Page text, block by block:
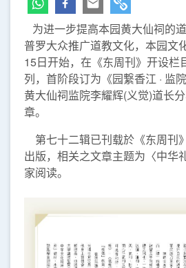
为进一步提高本园黄大仙祠的
普罗大众推广道教文化，本园文
15日开始，在《东周刊》开设栏
列，首阶段订为《园繋香江 · 监
黄大仙祠监院李耀辉(义觉)道长
章。
第七十二辑已刊载於《东周刊
出版，相关之文章主题为〈中华
家阅读。